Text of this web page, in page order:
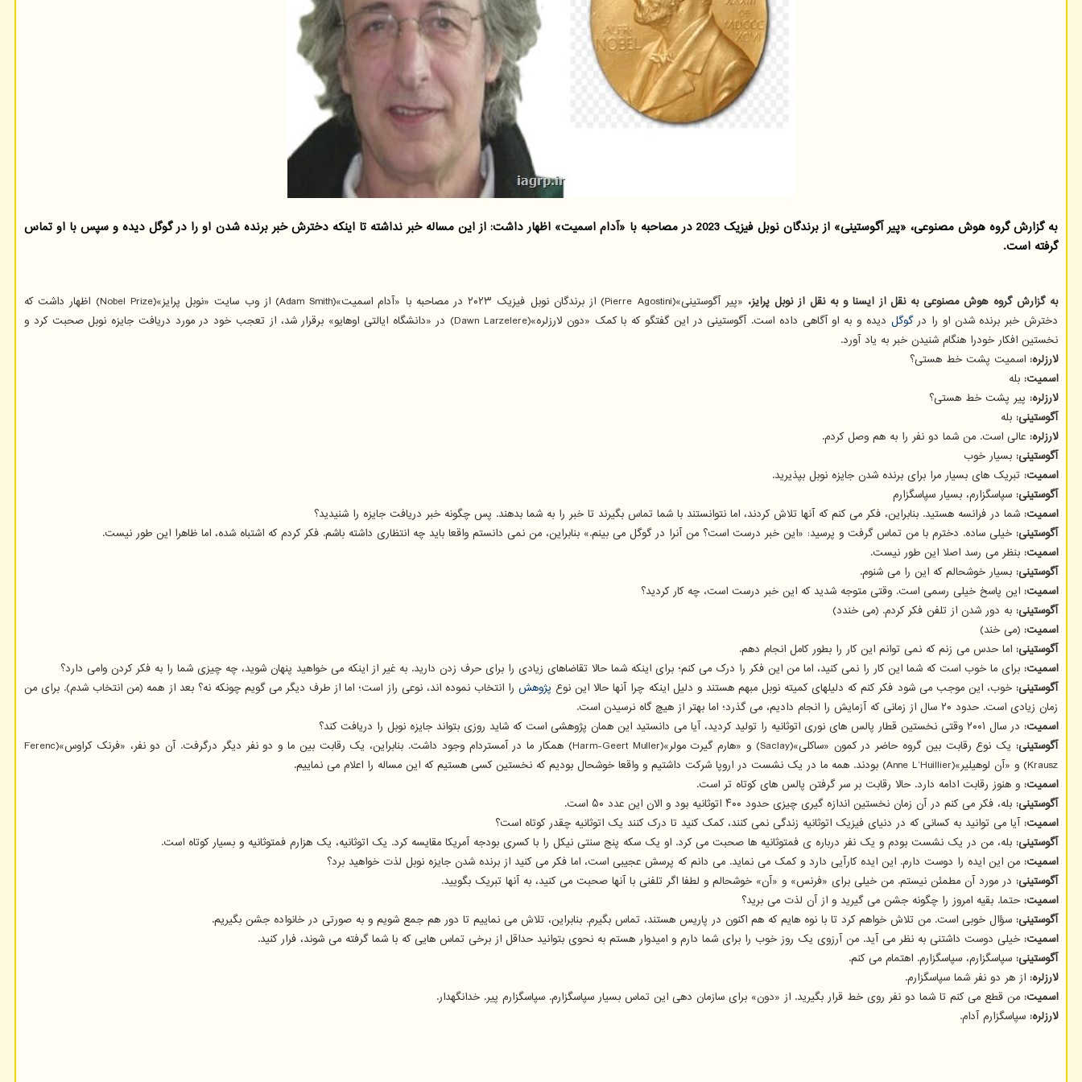
به گزارش گروه هوش مصنوعی، «پیر آگوستینی» از برندگان نوبل فیزیک 2023 در مصاحبه با «آدام اسمیت» اظهار داشت: از این مساله خبر نداشته تا اینکه دخترش خبر برنده شدن او را در گوگل دیده و سپس با او تماس
گرفته است.
به گزارش گروه هوش مصنوعی به نقل از ایسنا و به نقل از نوبل پرایز،
«پیر آگوستینی»(Pierre Agostini) از برندگان نوبل فیزیک ۲۰۲۳ در مصاحبه با «آدام اسمیت»(Adam Smith) از وب سایت «نوبل پرایز»(Nobel Prize) اظهار داشت که
دخترش خبر برنده شدن او را درگوگل
دیده و به او آگاهی داده است. آگوستینی در این گفتگو که با کمک «دون لارزلره»(Dawn Larzelere) در «دانشگاه ایالتی اوهایو» برقرار شد، از تعجب خود در مورد دریافت جایزه نوبل صحبت کرد و
نخستین افکار خودرا هنگام شنیدن خبر به یاد آورد.
لارزلره: اسمیت پشت خط هستی؟
اسمیت: بله
لارزلره: پیر پشت خط هستی؟
آگوستینی: بله
لارزلره: عالی است. من شما دو نفر را به هم وصل کردم.
آگوستینی: بسیار خوب
اسمیت: تبریک های بسیار مرا برای برنده شدن جایزه نوبل بپذیرید.
آگوستینی: سپاسگزارم، بسیار سپاسگزارم
اسمیت: شما در فرانسه هستید. بنابراین، فکر می کنم که آنها تلاش کردند، اما نتوانستند با شما تماس بگیرند تا خبر را به شما بدهند. پس چگونه خبر دریافت جایزه را شنیدید؟
آگوستینی: خیلی ساده. دخترم با من تماس گرفت و پرسید: «این خبر درست است؟ من آنرا در گوگل می بینم.» بنابراین، من نمی دانستم واقعا باید چه انتظاری داشته باشم. فکر کردم که اشتباه شده، اما ظاهرا این طور نیست.
اسمیت: بنظر می رسد اصلا این طور نیست.
آگوستینی: بسیار خوشحالم که این را می شنوم.
اسمیت: این پاسخ خیلی رسمی است. وقتی متوجه شدید که این خبر درست است، چه کار کردید؟
آگوستینی: به دور شدن از تلفن فکر کردم. (می خندد)
اسمیت: (می خند)
آگوستینی: اما حدس می زنم که نمی توانم این کار را بطور کامل انجام دهم.
اسمیت: برای ما خوب است که شما این کار را نمی کنید، اما من این فکر را درک می کنم؛ برای اینکه شما حالا تقاضاهای زیادی را برای حرف زدن دارید. به غیر از اینکه می خواهید پنهان شوید، چه چیزی شما را به فکر کردن وامی دارد؟
آگوستینی:خوب، این موجب می شود فکر کنم که دلیلهای کمیته نوبل مبهم هستند و دلیل اینکه چرا آنها حالا این نوع پژوهشرا انتخاب نموده اند، نوعی راز است؛ اما از طرف دیگر می گویم چونکه نه؟ بعد از همه (من انتخاب شدم). برای من
زمان زیادی است. حدود ۲۰ سال از زمانی که آزمایش را انجام دادیم، می گذرد؛ اما بهتر از هیچ گاه نرسیدن است.
اسمیت: در سال ۲۰۰۱ وقتی نخستین قطار پالس های نوری اتوثانیه را تولید کردید، آیا می دانستید این همان پژوهشی است که شاید روزی بتواند جایزه نوبل را دریافت کند؟
آگوستینی:
یک نوع رقابت بین گروه حاضر در کمون «ساکلی»(Saclay) و «هارم گیرت مولر»(Harm-Geert Muller) همکار ما در آمستردام وجود داشت. بنابراین، یک رقابت بین ما و دو نفر دیگر درگرفت. آن دو نفر، «فرنک کراوس»(Ferenc
Krausz) و «آن لوهیلیر»(Anne L’Huillier) بودند. همه ما در یک نشست در اروپا شرکت داشتیم و واقعا خوشحال بودیم که نخستین کسی هستیم که این مساله را اعلام می نماییم.
اسمیت: و هنوز رقابت ادامه دارد. حالا رقابت بر سر گرفتن پالس های کوتاه تر است.
آگوستینی: بله، فکر می کنم در آن زمان نخستین اندازه گیری چیزی حدود ۴۰۰ اتوثانیه بود و الان این عدد ۵۰ است.
اسمیت:آیا می توانید به کسانی که در دنیای فیزیک اتوثانیه زندگی نمی کنند، کمک کنید تا درک کنند یک اتوثانیه چقدر کوتاه است؟
آگوستینی: بله، من در یک نشست بودم و یک نفر درباره ی فمتوثانیه ها صحبت می کرد. او یک سکه پنج سنتی نیکل را با کسری بودجه آمریکا مقایسه کرد. یک اتوثانیه، یک هزارم فمتوثانیه و بسیار کوتاه است.
اسمیت: من این ایده را دوست دارم. این ایده کارآیی دارد و کمک می نماید. می دانم که پرسش عجیبی است، اما فکر می کنید از برنده شدن جایزه نوبل لذت خواهید برد؟
آگوستینی: در مورد آن مطمئن نیستم. من خیلی برای «فرنس» و «آن» خوشحالم و لطفا اگر تلفنی با آنها صحبت می کنید، به آنها تبریک بگویید.
اسمیت: حتما. بقیه امروز را چگونه جشن می گیرید و از آن لذت می برید؟
آگوستینی: سؤال خوبی است. من تلاش خواهم کرد تا با نوه هایم که هم اکنون در پاریس هستند، تماس بگیرم. بنابراین، تلاش می نماییم تا دور هم جمع شویم و به صورتی در خانواده جشن بگیریم.
اسمیت: خیلی دوست داشتنی به نظر می آید. من آرزوی یک روز خوب را برای شما دارم و امیدوار هستم به نحوی بتوانید حداقل از برخی تماس هایی که با شما گرفته می شوند، فرار کنید.
آگوستینی: سپاسگزارم، سپاسگزارم. اهتمام می کنم.
لارزلره: از هر دو نفر شما سپاسگزارم.
اسمیت: من قطع می کنم تا شما دو نفر روی خط قرار بگیرید. از «دون» برای سازمان دهی این تماس بسیار سپاسگزارم. سپاسگزارم پیر. خدانگهدار.
لارزلره: سپاسگزارم آدام.